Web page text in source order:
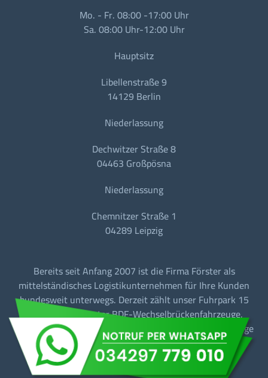
Mo. - Fr. 08:00 -17:00 Uhr
Sa. 08:00 Uhr-12:00 Uhr
Hauptsitz
Libellenstraße 9
14129 Berlin
Niederlassung
Dechwitzer Straße 8
04463 Großpösna
Niederlassung
Chemnitzer Straße 1
04289 Leipzig
Bereits seit Anfang 2007 ist die Firma Förster als
mittelständisches Logistikunternehmen für Ihre Kunden
bundesweit unterwegs. Derzeit zählt unser Fuhrpark 15
Fahrzeuge, darunter BDF-Wechselbrückenfahrzeuge,
Sattelzugmaschinen mit Tautliner + Sattelkipperfahrzeuge
für den Baustellen-/Linien-/Begegnungs- und
Fernverkehr.